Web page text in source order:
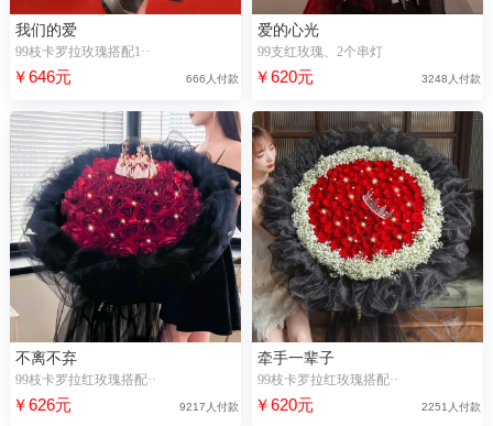
我们的爱
99枝卡罗拉玫瑰搭配1··
￥646元 666人付款
爱的心光
99支红玫瑰、2个串灯
￥620元 3248人付款
不离不弃
99枝卡罗拉红玫瑰搭配··
￥626元 9217人付款
牵手一辈子
99枝卡罗拉红玫瑰搭配··
￥620元 2251人付款